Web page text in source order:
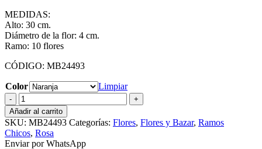
MEDIDAS:
Alto: 30 cm.
Diámetro de la flor: 4 cm.
Ramo: 10 flores
CÓDIGO: MB24493
Color
Limpiar
Ramo
Rosita
con
Hoja
cantidad
Añadir al carrito
SKU: MB24493 Categorías: Flores, Flores y Bazar, Ramos
Chicos, Rosa
Enviar por WhatsApp